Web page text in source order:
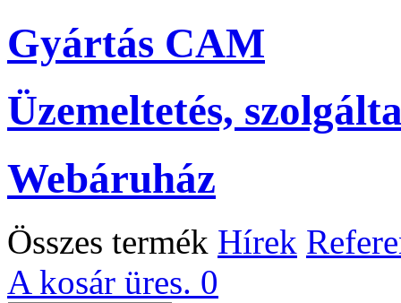
Gyártás CAM
Üzemeltetés,
Webáruház
Összes termék Hírek
A kosár üres. 0